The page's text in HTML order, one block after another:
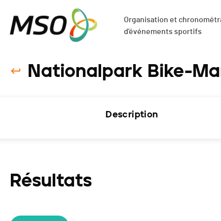
Organisation et
d'événements sportifs
Nationalpark Bike-
Description
Résultats